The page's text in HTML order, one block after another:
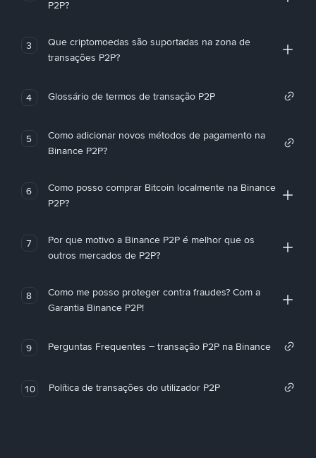
P2P?
3
Que criptomoedas são suportadas na zona de
transações P2P?
4 Glossário de termos de transação P2P
5
Como adicionar novos métodos de pagamento na
Binance P2P?
6
Como posso comprar Bitcoin localmente na Binance
P2P?
7
Por que motivo a Binance P2P é melhor que os
outros mercados de P2P?
8
Como me posso proteger contra fraudes? Com a
Garantia Binance P2P!
9 Perguntas Frequentes – transação P2P na Binance
10 Política de transações do utilizador P2P